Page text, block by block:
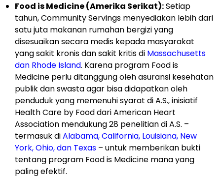
Food is Medicine (Amerika Serikat):Setiap
tahun, Community Servings menyediakan lebih dari
satu juta makanan rumahan bergizi yang
disesuaikan secara medis kepada masyarakat
yang sakit kronis dan sakit kritis di Massachusetts
dan Rhode Island. Karena program Food is
Medicine perlu ditanggung oleh asuransi kesehatan
publik dan swasta agar bisa didapatkan oleh
penduduk yang memenuhi syarat di A.S., inisiatif
Health Care by Food dari American Heart
Association mendukung 28 penelitian di A.S. –
termasuk diAlabama, California, Louisiana, New
York, Ohio, dan Texas – untuk memberikan bukti
tentang program Food is Medicine mana yang
paling efektif.